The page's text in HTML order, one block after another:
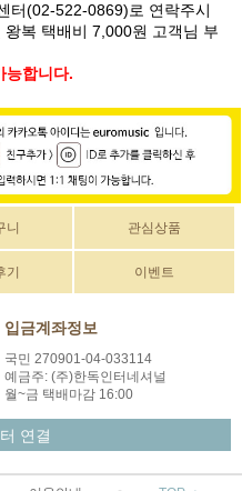
터(02-522-0869)로 연락주시
복 택배비 7,000원 고객님 부
능합니다.
니 관심상품
기 이벤트
입금계좌정보
국민 270901-04-033114
예금주: (주)한독인터네셔널
월~금 택배마감 16:00
연결